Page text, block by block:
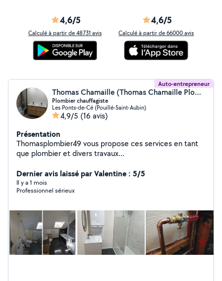
4,6/5
Calculé à partir de 48731 avis
4,6/5
Calculé à partir de 66000 avis
Auto-entrepreneur
Thomas Chamaille (Thomas Chamaille Plomberie)
Plombier chauffagiste
Les Ponts-de-Cé (Pouillé-Saint-Aubin)
4,9/5 (16 avis)
Présentation
Thomasplombier49 vous propose ces services en tant
que plombier et divers travaux
7j7 24h24 Assurance décennale
Dernier avis laissé par Valentine : 5/5
Il y a 1 mois
Professionnel sérieux